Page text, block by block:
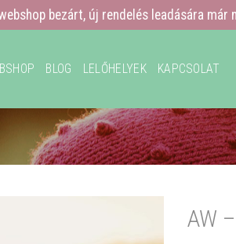
bezárt, új rendelés leadására már
BLOG LELŐHELYEK KAPCSOLAT
AW